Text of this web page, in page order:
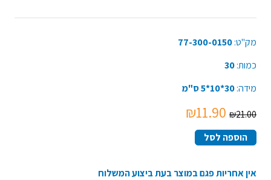
מק"ט:77-300-0150
כמות:30
מידה:30*10*5 ס"מ
₪21.00
₪11.90
הוספה לסל
אין אחריות פגם במוצר בעת ביצוע המשלוח